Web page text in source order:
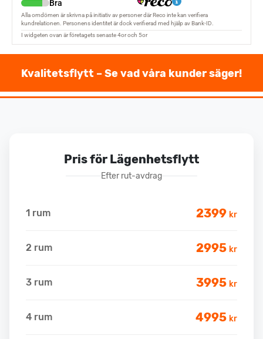
Kvalitetsflytt – Se vad våra kunder säger!
Pris för Lägenhetsflytt
Efter rut-avdrag
1 rum 2399 kr
2 rum 2995 kr
3 rum 3995 kr
4 rum 4995 kr